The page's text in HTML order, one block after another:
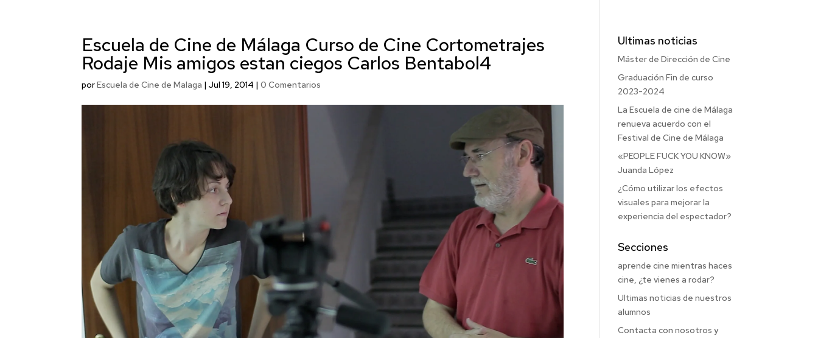
Escuela de Cine de Málaga Curso de Cine Cortometrajes
Rodaje Mis amigos estan ciegos Carlos Bentabol4
porEscuela de Cine de Malaga |Jul 19, 2014 |0 Comentarios
Ultimas noticias
Máster de Dirección de Cine
Graduación Fin de curso
2023-2024
La Escuela de cine de Málaga
renueva acuerdo con el
Festival de Cine de Málaga
«PEOPLE FUCK YOU KNOW»
Juanda López
¿Cómo utilizar los efectos
visuales para mejorar la
experiencia del espectador?
Secciones
aprende cine mientras haces
cine, ¿te vienes a rodar?
Ultimas noticias de nuestros
alumnos
Contacta con nosotros y